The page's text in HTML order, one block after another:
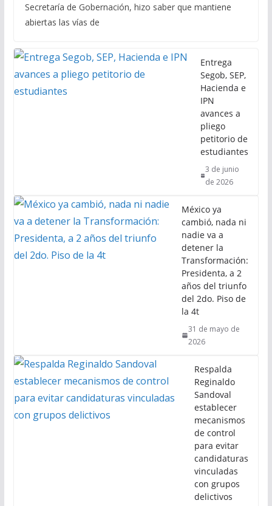
Secretaría de Gobernación, hizo saber que mantiene
abiertas las vías de
Entrega
Segob, SEP,
Hacienda e
IPN
avances a
pliego
petitorio de
estudiantes
3 de junio
de 2026
México ya
cambió, nada ni
nadie va a
detener la
Transformación:
Presidenta, a 2
años del triunfo
del 2do. Piso de
la 4t
31 de mayo de
2026
Respalda
Reginaldo
Sandoval
establecer
mecanismos
de control
para evitar
candidaturas
vinculadas
con grupos
delictivos